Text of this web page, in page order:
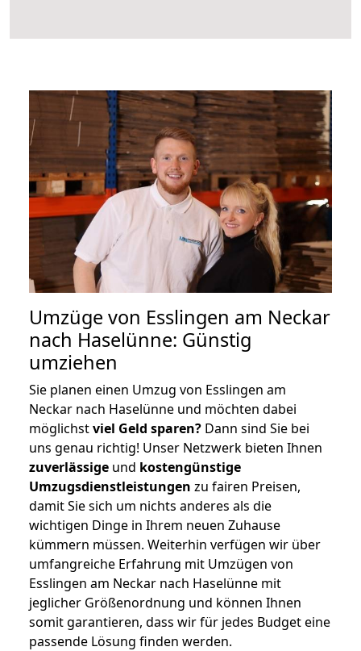
Umzüge von Esslingen am Neckar
nach Haselünne: Günstig
umziehen
Sie planen einen Umzug von Esslingen am
Neckar nach Haselünne und möchten dabei
möglichstviel Geld sparen? Dann sind Sie bei
uns genau richtig! Unser Netzwerk bieten Ihnen
zuverlässige und kostengünstige
Umzugsdienstleistungen zu fairen Preisen,
damit Sie sich um nichts anderes als die
wichtigen Dinge in Ihrem neuen Zuhause
kümmern müssen. Weiterhin verfügen wir über
umfangreiche Erfahrung mit Umzügen von
Esslingen am Neckar nach Haselünne mit
jeglicher Größenordnung und können Ihnen
somit garantieren, dass wir für jedes Budget eine
passende Lösung finden werden.